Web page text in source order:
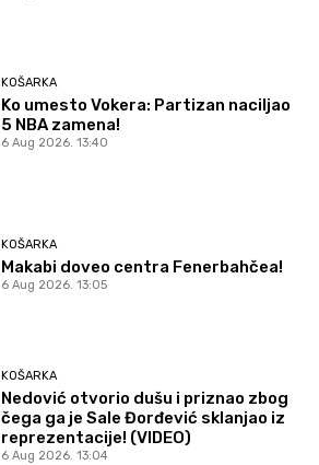
KOŠARKA
Ko umesto Vokera: Partizan naciljao
5 NBA zamena!
6 Aug 2026. 13:40
KOŠARKA
Makabi doveo centra Fenerbahčea!
6 Aug 2026. 13:05
KOŠARKA
Nedović otvorio dušu i priznao zbog
čega ga je Sale Đorđević sklanjao iz
reprezentacije! (VIDEO)
6 Aug 2026. 13:04